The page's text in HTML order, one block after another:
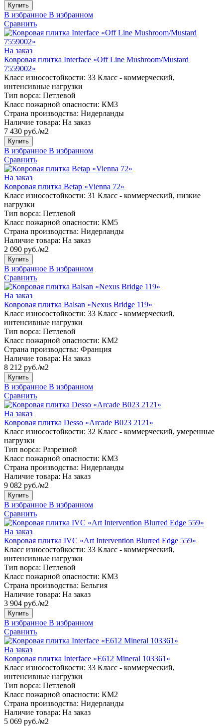
Купить
В избранное В избранном
Сравнить
На заказ
Ковровая плитка Interface «Off Line Mushroom/Mustard
7559002»
Класс износостойкости: 33 Класс - коммерческий,
интенсивные нагрузки
Тип ворса: Петлевой
Класс пожарной опасности: КМ3
Страна производства: Нидерланды
Наличие товара: На заказ
7 430 руб./м2
Купить
В избранное В избранном
Сравнить
На заказ
Ковровая плитка Betap «Vienna 72»
Класс износостойкости: 31 Класс - коммерческий, низкие
нагрузки
Тип ворса: Петлевой
Класс пожарной опасности: КМ5
Страна производства: Нидерланды
Наличие товара: На заказ
2 090 руб./м2
Купить
В избранное В избранном
Сравнить
На заказ
Ковровая плитка Balsan «Nexus Bridge 119»
Класс износостойкости: 33 Класс - коммерческий,
интенсивные нагрузки
Тип ворса: Петлевой
Класс пожарной опасности: КМ2
Страна производства: Франция
Наличие товара: На заказ
8 212 руб./м2
Купить
В избранное В избранном
Сравнить
На заказ
Ковровая плитка Desso «Arcade B023 2121»
Класс износостойкости: 32 Класс - коммерческий, умеренные
нагрузки
Тип ворса: Разрезной
Класс пожарной опасности: КМ3
Страна производства: Нидерланды
Наличие товара: На заказ
9 082 руб./м2
Купить
В избранное В избранном
Сравнить
На заказ
Ковровая плитка IVC «Art Intervention Blurred Edge 559»
Класс износостойкости: 33 Класс - коммерческий,
интенсивные нагрузки
Тип ворса: Петлевой
Класс пожарной опасности: КМ3
Страна производства: Бельгия
Наличие товара: На заказ
3 904 руб./м2
Купить
В избранное В избранном
Сравнить
На заказ
Ковровая плитка Interface «E612 Mineral 103361»
Класс износостойкости: 33 Класс - коммерческий,
интенсивные нагрузки
Тип ворса: Петлевой
Класс пожарной опасности: КМ2
Страна производства: Нидерланды
Наличие товара: На заказ
5 069 руб./м2